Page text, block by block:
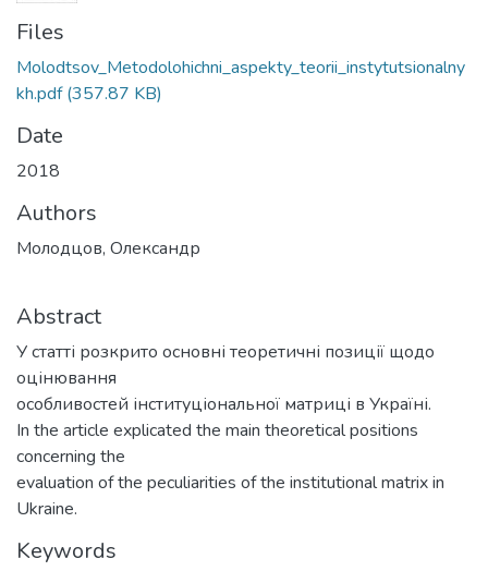
Files
Molodtsov_Metodolohichni_aspekty_teorii_instytutsionalny
kh.pdf(357.87 KB)
Date
2018
Authors
Молодцов, Олександр
Abstract
У статті розкрито основні теоретичні позиції щодо
оцінювання
особливостей інституціональної матриці в Україні.
In the article explicated the main theoretical positions
concerning the
evaluation of the peculiarities of the institutional matrix in
Ukraine.
Keywords